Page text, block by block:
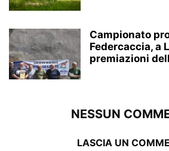
Campionato
Federcaccia, a
premiazioni
NESSUN
LASCIA UN